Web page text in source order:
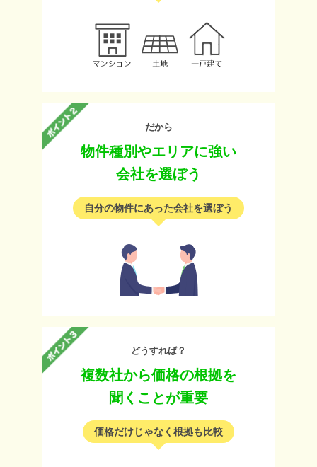
だから
物件種別やエリアに強い
会社を選ぼう
自分の物件にあった会社を選ぼう
どうすれば？
複数社から価格の根拠を
聞くことが重要
価格だけじゃなく根拠も比較